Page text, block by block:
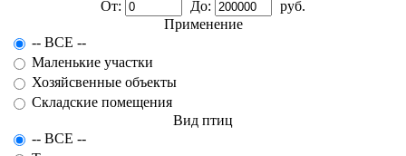
От:
До:
руб.
Применение
-- ВСЕ --
Маленькие участки
Хозяйсвенные объекты
Складские помещения
Вид птиц
-- ВСЕ --